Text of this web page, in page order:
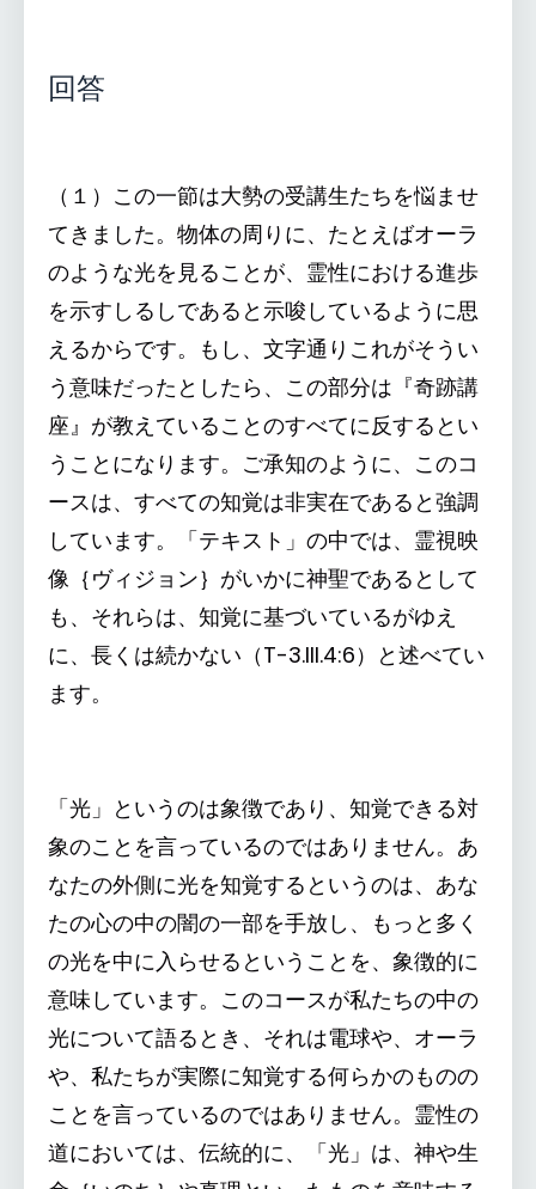
回答
（１）この一節は大勢の受講生たちを悩ませ
てきました。物体の周りに、たとえばオーラ
のような光を見ることが、霊性における進歩
を示すしるしであると示唆しているように思
えるからです。もし、文字通りこれがそうい
う意味だったとしたら、この部分は『奇跡講
座』が教えていることのすべてに反するとい
うことになります。ご承知のように、このコ
ースは、すべての知覚は非実在であると強調
しています。「テキスト」の中では、霊視映
像｛ヴィジョン｝がいかに神聖であるとして
も、それらは、知覚に基づいているがゆえ
に、長くは続かない（T-3.III.4:6）と述べてい
ます。
「光」というのは象徴であり、知覚できる対
象のことを言っているのではありません。あ
なたの外側に光を知覚するというのは、あな
たの心の中の闇の一部を手放し、もっと多く
の光を中に入らせるということを、象徴的に
意味しています。このコースが私たちの中の
光について語るとき、それは電球や、オーラ
や、私たちが実際に知覚する何らかのものの
ことを言っているのではありません。霊性の
道においては、伝統的に、「光」は、神や生